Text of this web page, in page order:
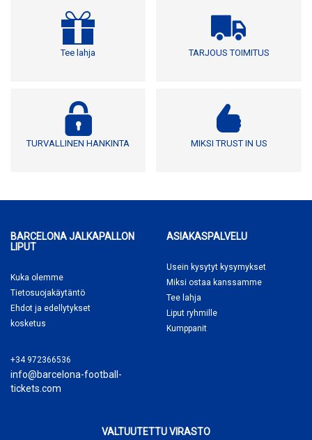
Tee lahja TARJOUS TOIMITUS
TURVALLINEN HANKINTA MIKSI TRUST IN US
BARCELONA JALKAPALLON
LIPUT
Kuka olemme
Tietosuojakäytäntö
Ehdot ja edellytykset
kosketus
+34 972366536
info@barcelona-football-
tickets.com
ASIAKASPALVELU
Usein kysytyt kysymykset
Miksi ostaa kanssamme
Tee lahja
Liput ryhmille
Kumppanit
VALTUUTETTU VIRASTO